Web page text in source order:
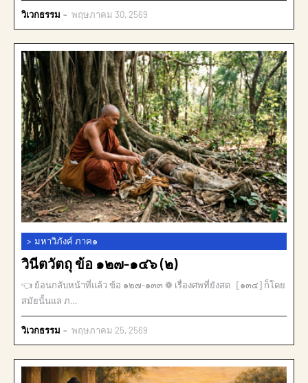
วิเวกธรรม พฤษภาคม 30, 2569
> มหาวิภังค์ ภาค๑
วินีตวัตถุ ข้อ ๑๒๗-๑๔๖ (๒)
👈 ย้อนกลับหน้าที่แล้ว ข้อ ๑๒๗-๑๓๓ ❁ เรื่องศพที่ยังสด [๑๓๔] ก็โดย
สมัยนั้นแล ภ…
วิเวกธรรม พฤษภาคม 25, 2569